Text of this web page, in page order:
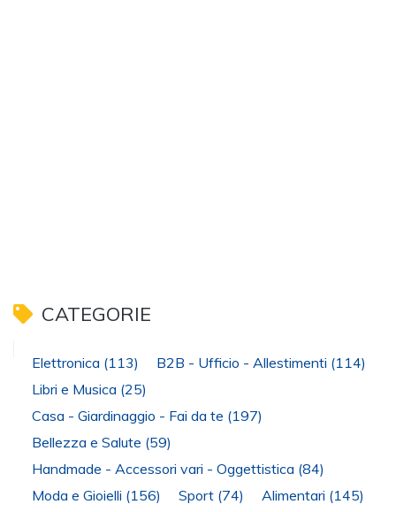
CATEGORIE
Elettronica (113) B2B - Ufficio - Allestimenti (114)
Libri e Musica (25)
Casa - Giardinaggio - Fai da te (197)
Bellezza e Salute (59)
Handmade - Accessori vari - Oggettistica (84)
Moda e Gioielli (156) Sport (74) Alimentari (145)